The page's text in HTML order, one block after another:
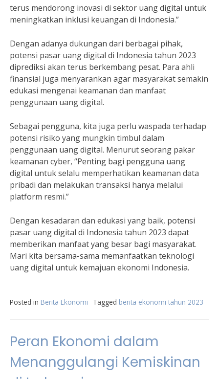
terus mendorong inovasi di sektor uang digital untuk
meningkatkan inklusi keuangan di Indonesia.”
Dengan adanya dukungan dari berbagai pihak,
potensi pasar uang digital di Indonesia tahun 2023
diprediksi akan terus berkembang pesat. Para ahli
finansial juga menyarankan agar masyarakat semakin
edukasi mengenai keamanan dan manfaat
penggunaan uang digital.
Sebagai pengguna, kita juga perlu waspada terhadap
potensi risiko yang mungkin timbul dalam
penggunaan uang digital. Menurut seorang pakar
keamanan cyber, “Penting bagi pengguna uang
digital untuk selalu memperhatikan keamanan data
pribadi dan melakukan transaksi hanya melalui
platform resmi.”
Dengan kesadaran dan edukasi yang baik, potensi
pasar uang digital di Indonesia tahun 2023 dapat
memberikan manfaat yang besar bagi masyarakat.
Mari kita bersama-sama memanfaatkan teknologi
uang digital untuk kemajuan ekonomi Indonesia.
Posted in Berita Ekonomi Tagged berita ekonomi tahun 2023
Peran Ekonomi dalam
Menanggulangi Kemiskinan